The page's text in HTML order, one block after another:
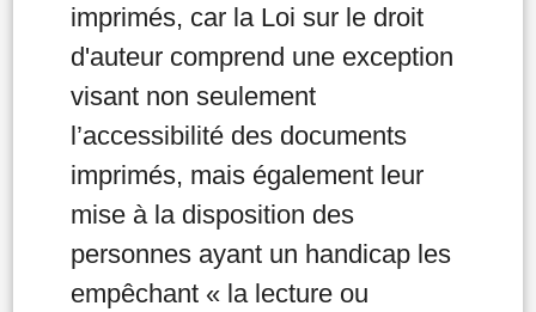
imprimés, car la Loi sur le droit
d'auteur comprend une exception
visant non seulement
l’accessibilité des documents
imprimés, mais également leur
mise à la disposition des
personnes ayant un handicap les
empêchant « la lecture ou